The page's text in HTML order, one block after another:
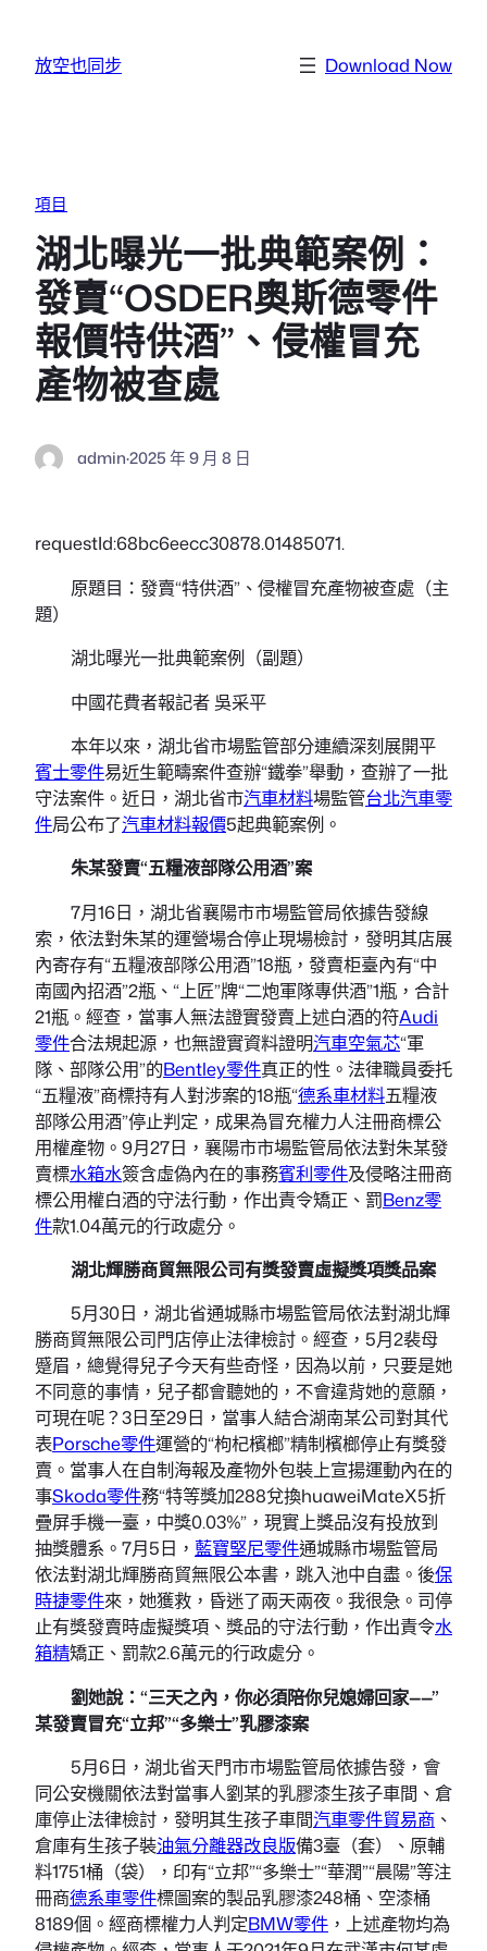
放空也同步 Download Now
項目
湖北曝光一批典範案例：
發賣“OSDER奧斯德零件
報價特供酒”、侵權冒充
產物被查處
admin·2025 年 9 月 8 日
requestId:68bc6eecc30878.01485071.
原題目：發賣“特供酒”、侵權冒充產物被查處（主
題）
湖北曝光一批典範案例（副題）
中國花費者報記者 吳采平
本年以來，湖北省市場監管部分連續深刻展開平
賓士零件易近生範疇案件查辦“鐵拳”舉動，查辦了一批
守法案件。近日，湖北省市汽車材料場監管台北汽車零
件局公布了汽車材料報價5起典範案例。
朱某發賣“五糧液部隊公用酒”案
7月16日，湖北省襄陽市市場監管局依據告發線
索，依法對朱某的運營場合停止現場檢討，發明其店展
內寄存有“五糧液部隊公用酒”18瓶，發賣柜臺內有“中
南國內招酒”2瓶、“上匠”牌“二炮軍隊專供酒”1瓶，合計
21瓶。經查，當事人無法證實發賣上述白酒的符Audi
零件合法規起源，也無證實資料證明汽車空氣芯“軍
隊、部隊公用”的Bentley零件真正的性。法律職員委托
“五糧液”商標持有人對涉案的18瓶“德系車材料五糧液
部隊公用酒”停止判定，成果為冒充權力人注冊商標公
用權產物。9月27日，襄陽市市場監管局依法對朱某發
賣標水箱水簽含虛偽內在的事務賓利零件及侵略注冊商
標公用權白酒的守法行動，作出責令矯正、罰Benz零
件款1.04萬元的行政處分。
湖北輝勝商貿無限公司有獎發賣虛擬獎項獎品案
5月30日，湖北省通城縣市場監管局依法對湖北輝
勝商貿無限公司門店停止法律檢討。經查，5月2裴母
蹙眉，總覺得兒子今天有些奇怪，因為以前，只要是她
不同意的事情，兒子都會聽她的，不會違背她的意願，
可現在呢？3日至29日，當事人結合湖南某公司對其代
表Porsche零件運營的“枸杞檳榔”精制檳榔停止有獎發
賣。當事人在自制海報及產物外包裝上宣揚運動內在的
事Skoda零件務“特等獎加288兌換huaweiMateX5折
疊屏手機一臺，中獎0.03%”，現實上獎品沒有投放到
抽獎體系。7月5日， 藍寶堅尼零件通城縣市場監管局
依法對湖北輝勝商貿無限公本書，跳入池中自盡。後保
時捷零件來，她獲救，昏迷了兩天兩夜。我很急。司停
止有獎發賣時虛擬獎項、獎品的守法行動，作出責令水
箱精矯正、罰款2.6萬元的行政處分。
劉她說：“三天之內，你必須陪你兒媳婦回家——”
某發賣冒充“立邦”“多樂士”乳膠漆案
5月6日，湖北省天門市市場監管局依據告發，會
同公安機關依法對當事人劉某的乳膠漆生孩子車間、倉
庫停止法律檢討，發明其生孩子車間汽車零件貿易商 、
倉庫有生孩子裝油氣分離器改良版備3臺（套）、原輔
料1751桶（袋），印有“立邦”“多樂士”“華潤”“晨陽”等注
冊商德系車零件標圖案的製品乳膠漆248桶、空漆桶
8189個。經商標權力人判定BMW零件 ，上述產物均為